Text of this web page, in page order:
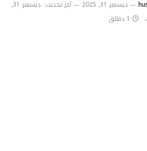
ديسمبر 31, 2025 آخر تحديث:
ديسمبر 31,
1 دقائق